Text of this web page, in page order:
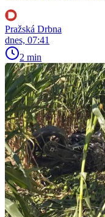
Pražská Drbna
dnes, 07:41
2 min